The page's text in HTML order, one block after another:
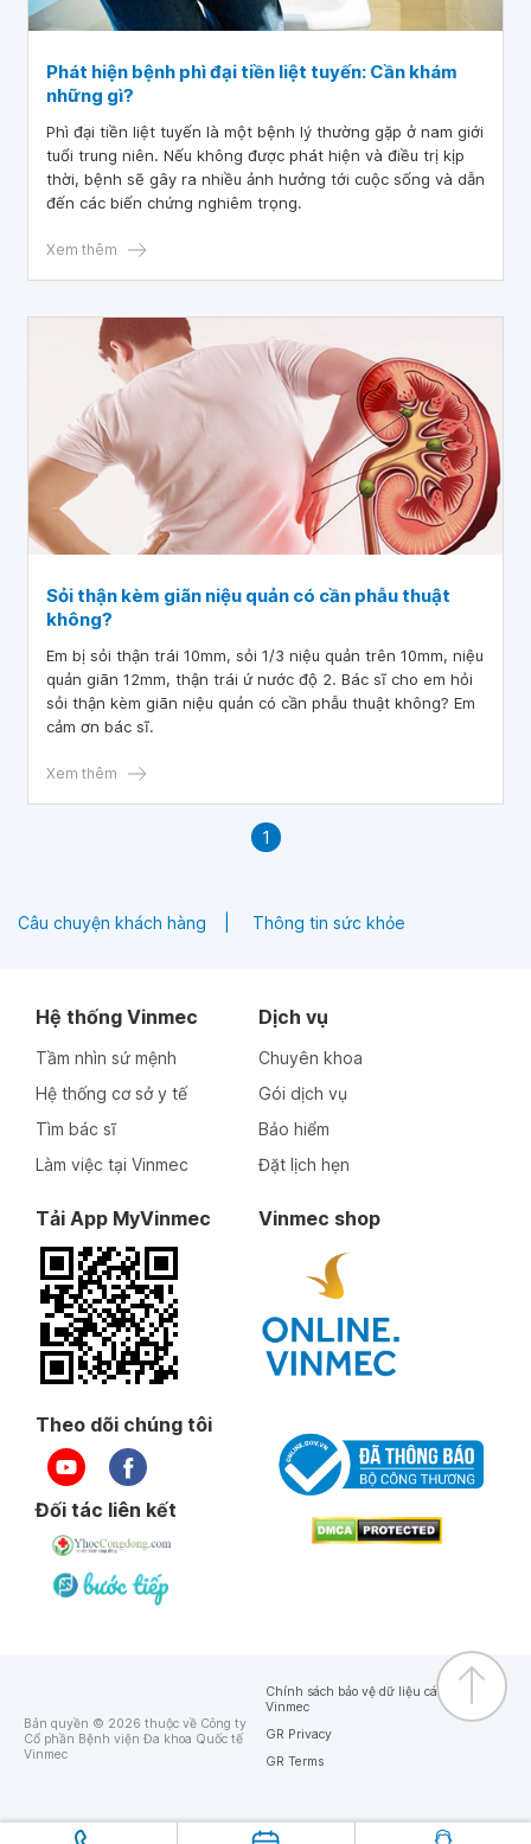
Phát hiện bệnh phì đại tiền liệt tuyến: Cần khám
những gì?
Phì đại tiền liệt tuyến là một bệnh lý thường gặp ở nam giới
tuổi trung niên. Nếu không được phát hiện và điều trị kịp
thời, bệnh sẽ gây ra nhiều ảnh hưởng tới cuộc sống và dẫn
đến các biến chứng nghiêm trọng.
Xem thêm
Sỏi thận kèm giãn niệu quản có cần phẫu thuật
không?
Em bị sỏi thận trái 10mm, sỏi 1/3 niệu quản trên 10mm, niệu
quản giãn 12mm, thận trái ứ nước độ 2. Bác sĩ cho em hỏi
sỏi thận kèm giãn niệu quản có cần phẫu thuật không? Em
cảm ơn bác sĩ.
Xem thêm
1
Câu chuyện khách hàng Thông tin sức khỏe
Hệ thống Vinmec
Tầm nhìn sứ mệnh
Hệ thống cơ sở y tế
Tìm bác sĩ
Làm việc tại Vinmec
Dịch vụ
Chuyên khoa
Gói dịch vụ
Bảo hiểm
Đặt lịch hẹn
Tải App MyVinmec Vinmec shop
Theo dõi chúng tôi
Đối tác liên kết
Bản quyền © 2026 thuộc về Công ty
Cổ phần Bệnh viện Đa khoa Quốc tế
Vinmec
Chính sách bảo vệ dữ liệu cá nhân của
Vinmec
GR Privacy
GR Terms